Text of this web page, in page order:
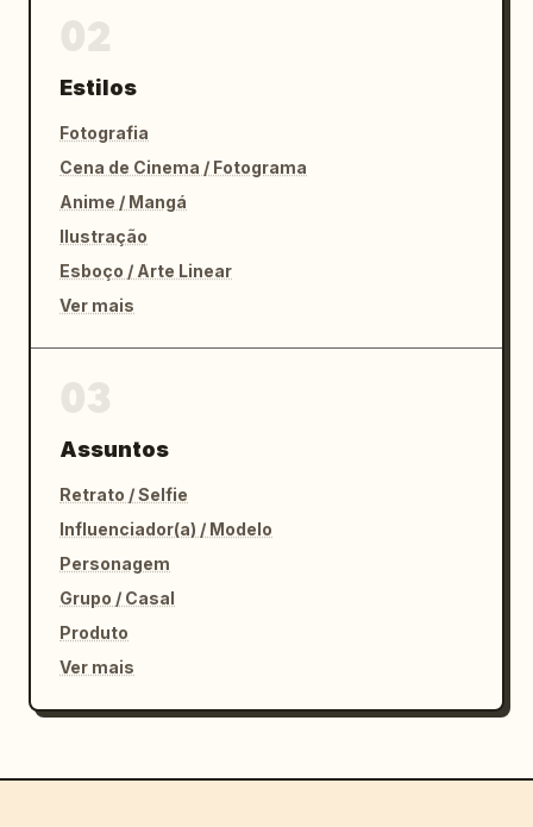
Estilos
Fotografia
Cena de Cinema / Fotograma
Anime / Mangá
Ilustração
Esboço / Arte Linear
Ver mais
Assuntos
Retrato / Selfie
Influenciador(a) / Modelo
Personagem
Grupo / Casal
Produto
Ver mais